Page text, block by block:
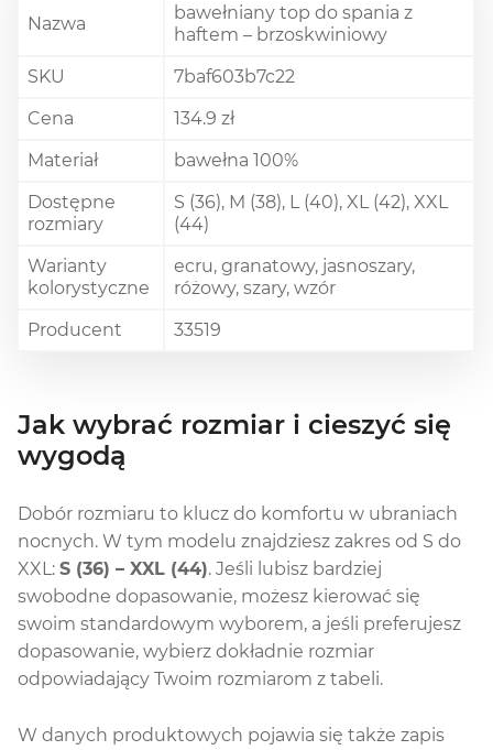
Nazwa
bawełniany top do spania z
haftem – brzoskwiniowy
SKU
7baf603b7c22
Cena
134.9 zł
Materiał
bawełna 100%
Dostępne
rozmiary
S (36), M (38), L (40), XL (42), XXL
(44)
Warianty
kolorystyczne
ecru, granatowy, jasnoszary,
różowy, szary, wzór
Producent
33519
Jak wybrać rozmiar i cieszyć się
wygodą
Dobór rozmiaru to klucz do komfortu w ubraniach
nocnych. W tym modelu znajdziesz zakres od S do
XXL: S (36) – XXL (44). Jeśli lubisz bardziej
swobodne dopasowanie, możesz kierować się
swoim standardowym wyborem, a jeśli preferujesz
dopasowanie, wybierz dokładnie rozmiar
odpowiadający Twoim rozmiarom z tabeli.
W danych produktowych pojawia się także zapis